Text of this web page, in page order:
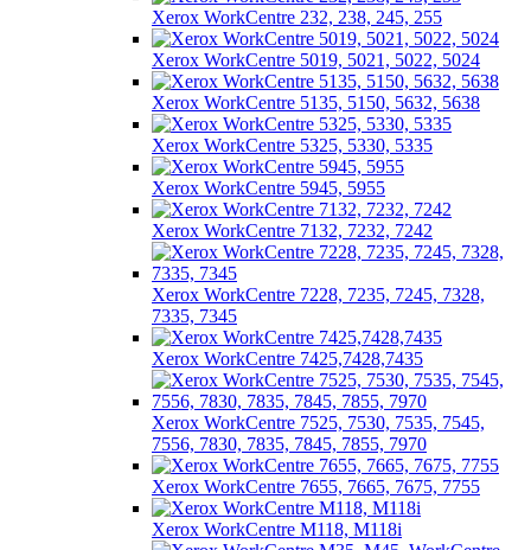
Xerox WorkCentre 232, 238, 245, 255
Xerox WorkCentre 5019, 5021, 5022, 5024
Xerox WorkCentre 5135, 5150, 5632, 5638
Xerox WorkCentre 5325, 5330, 5335
Xerox WorkCentre 5945, 5955
Xerox WorkCentre 7132, 7232, 7242
Xerox WorkCentre 7228, 7235, 7245, 7328,
7335, 7345
Xerox WorkCentre 7425,7428,7435
Xerox WorkCentre 7525, 7530, 7535, 7545,
7556, 7830, 7835, 7845, 7855, 7970
Xerox WorkCentre 7655, 7665, 7675, 7755
Xerox WorkCentre M118, M118i